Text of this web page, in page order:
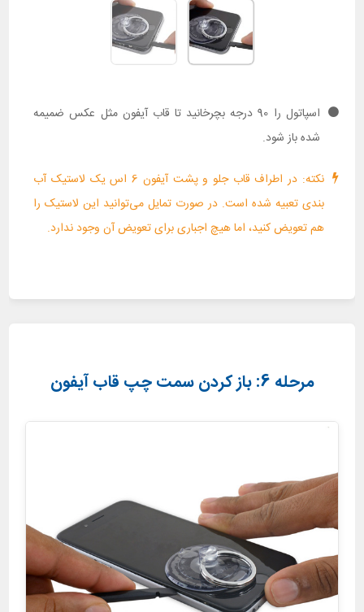
اسپاتول را 90 درجه بچرخانید تا قاب آیفون مثل عکس ضمیمه
شده باز شود.
نکته: در اطراف قاب جلو و پشت آیفون 6 اس یک لاستیک آب
بندی تعبیه شده است. در صورت تمایل می‌توانید این لاستیک را
هم تعویض کنید، اما هیچ اجباری برای تعویض آن وجود ندارد.
مرحله 6: باز کردن سمت چپ قاب آیفون